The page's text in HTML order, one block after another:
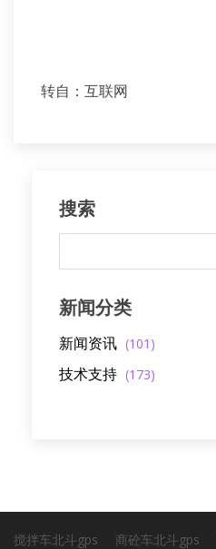
转自：互联网
搜索
新闻分类
新闻资讯 (101)
技术支持 (173)
搅拌车北斗gps 商砼车北斗gps